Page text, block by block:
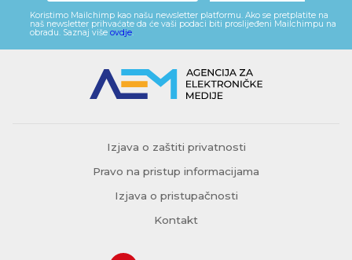
Koristimo Mailchimp kao našu newsletter platformu. Ako se pretplatite na
naš newsletter prihvaćate da će vaši podaci biti proslijeđeni Mailchimpu na
obradu. Saznaj više ovdje
Izjava o zaštiti privatnosti
Pravo na pristup informacijama
Izjava o pristupačnosti
Kontakt